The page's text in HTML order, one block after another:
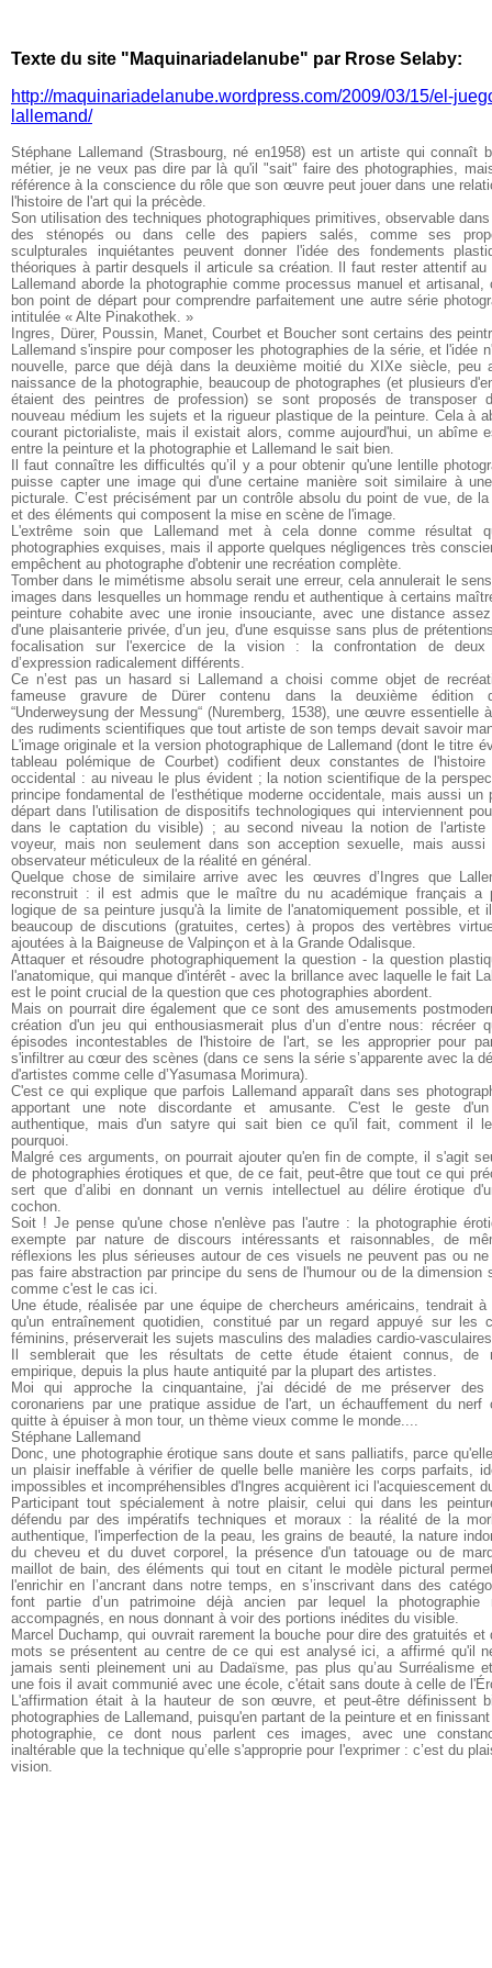
Texte du site "Maquinariadelanube" par Rrose Selaby:
http://maquinariadelanube.wordpress.com/2009/03/15/el-
lallemand/
Stéphane Lallemand (Strasbourg, né en1958) est un artiste qui connaît
métier, je ne veux pas dire par là qu'il "sait" faire des photographies,
référence à la conscience du rôle que son œuvre peut jouer dans une
l'histoire de l'art qui la précède.
Son utilisation des techniques photographiques primitives, observable
des sténopés ou dans celle des papiers salés, comme ses
sculpturales inquiétantes peuvent donner l'idée des fondements
théoriques à partir desquels il articule sa création. Il faut rester attentif au
Lallemand aborde la photographie comme processus manuel et artisanal,
bon point de départ pour comprendre parfaitement une autre série
intitulée « Alte Pinakothek. »
Ingres, Dürer, Poussin, Manet, Courbet et Boucher sont certains des
Lallemand s'inspire pour composer les photographies de la série, et l'idée
nouvelle, parce que déjà dans la deuxième moitié du XIXe siècle, peu
naissance de la photographie, beaucoup de photographes (et plusieurs
étaient des peintres de profession) se sont proposés de transposer
nouveau médium les sujets et la rigueur plastique de la peinture. Cela à
courant pictorialiste, mais il existait alors, comme aujourd'hui, un abîme
entre la peinture et la photographie et Lallemand le sait bien.
Il faut connaître les difficultés qu’il y a pour obtenir qu'une lentille
puisse capter une image qui d'une certaine manière soit similaire à
picturale. C’est précisément par un contrôle absolu du point de vue, de la
et des éléments qui composent la mise en scène de l'image.
L'extrême soin que Lallemand met à cela donne comme résultat
photographies exquises, mais il apporte quelques négligences très
empêchent au photographe d'obtenir une recréation complète.
Tomber dans le mimétisme absolu serait une erreur, cela annulerait le
images dans lesquelles un hommage rendu et authentique à certains
peinture cohabite avec une ironie insouciante, avec une distance
d'une plaisanterie privée, d’un jeu, d'une esquisse sans plus de
focalisation sur l'exercice de la vision : la confrontation de deux
d’expression radicalement différents.
Ce n’est pas un hasard si Lallemand a choisi comme objet de
fameuse gravure de Dürer contenu dans la deuxième édition
“Underweysung der Messung“ (Nuremberg, 1538), une œuvre essentielle
des rudiments scientifiques que tout artiste de son temps devait savoir
L'image originale et la version photographique de Lallemand (dont le titre
tableau polémique de Courbet) codifient deux constantes de
occidental : au niveau le plus évident ; la notion scientifique de la
principe fondamental de l'esthétique moderne occidentale, mais aussi un
départ dans l'utilisation de dispositifs technologiques qui interviennent
dans le captation du visible) ; au second niveau la notion de l'artiste
voyeur, mais non seulement dans son acception sexuelle, mais aussi
observateur méticuleux de la réalité en général.
Quelque chose de similaire arrive avec les œuvres d’Ingres que
reconstruit : il est admis que le maître du nu académique français a
logique de sa peinture jusqu'à la limite de l'anatomiquement possible, et
beaucoup de discutions (gratuites, certes) à propos des vertèbres
ajoutées à la Baigneuse de Valpinçon et à la Grande Odalisque.
Attaquer et résoudre photographiquement la question - la question
l'anatomique, qui manque d'intérêt - avec la brillance avec laquelle le fait
est le point crucial de la question que ces photographies abordent.
Mais on pourrait dire également que ce sont des amusements
création d'un jeu qui enthousiasmerait plus d’un d’entre nous: récréer
épisodes incontestables de l'histoire de l'art, se les approprier pour
s'infiltrer au cœur des scènes (dans ce sens la série s’apparente avec la
d'artistes comme celle d’Yasumasa Morimura).
C'est ce qui explique que parfois Lallemand apparaît dans ses
apportant une note discordante et amusante. C'est le geste
authentique, mais d'un satyre qui sait bien ce qu'il fait, comment il
pourquoi.
Malgré ces arguments, on pourrait ajouter qu'en fin de compte, il s'agit
de photographies érotiques et que, de ce fait, peut-être que tout ce qui
sert que d’alibi en donnant un vernis intellectuel au délire érotique
cochon.
Soit ! Je pense qu'une chose n'enlève pas l'autre : la photographie
exempte par nature de discours intéressants et raisonnables, de
réflexions les plus sérieuses autour de ces visuels ne peuvent pas ou ne
pas faire abstraction par principe du sens de l'humour ou de la dimension
comme c'est le cas ici.
Une étude, réalisée par une équipe de chercheurs américains, tendrait à
qu'un entraînement quotidien, constitué par un regard appuyé sur les
féminins, préserverait les sujets masculins des maladies cardio-
Il semblerait que les résultats de cette étude étaient connus, de
empirique, depuis la plus haute antiquité par la plupart des artistes.
Moi qui approche la cinquantaine, j'ai décidé de me préserver des
coronariens par une pratique assidue de l'art, un échauffement du nerf
quitte à épuiser à mon tour, un thème vieux comme le monde....
Stéphane Lallemand
Donc, une photographie érotique sans doute et sans palliatifs, parce
un plaisir ineffable à vérifier de quelle belle manière les corps parfaits,
impossibles et incompréhensibles d'Ingres acquièrent ici l'acquiescement
Participant tout spécialement à notre plaisir, celui qui dans les
défendu par des impératifs techniques et moraux : la réalité de la
authentique, l'imperfection de la peau, les grains de beauté, la nature
du cheveu et du duvet corporel, la présence d'un tatouage ou de
maillot de bain, des éléments qui tout en citant le modèle pictural
l'enrichir en l’ancrant dans notre temps, en s’inscrivant dans des
font partie d’un patrimoine déjà ancien par lequel la photographie
accompagnés, en nous donnant à voir des portions inédites du visible.
Marcel Duchamp, qui ouvrait rarement la bouche pour dire des gratuités et
mots se présentent au centre de ce qui est analysé ici, a affirmé qu'il
jamais senti pleinement uni au Dadaïsme, pas plus qu’au Surréalisme
une fois il avait communié avec une école, c'était sans doute à celle de
L'affirmation était à la hauteur de son œuvre, et peut-être définissent
photographies de Lallemand, puisqu'en partant de la peinture et en
photographie, ce dont nous parlent ces images, avec une
inaltérable que la technique qu’elle s'approprie pour l'exprimer : c’est du
vision.